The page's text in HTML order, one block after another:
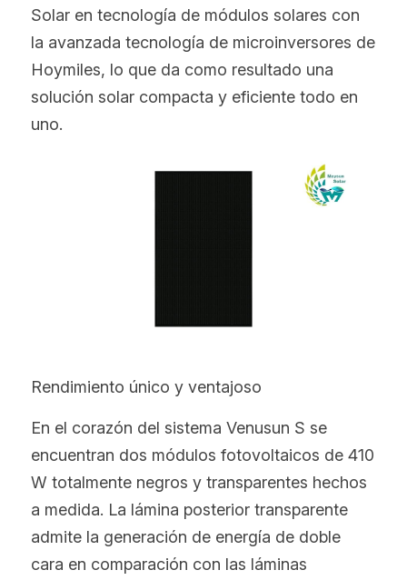
Ebraico
Solar en tecnología de módulos solares con
la avanzada tecnología de microinversores de
Hoymiles, lo que da como resultado una
solución solar compacta y eficiente todo en
uno.
Rendimiento único y ventajoso
En el corazón del sistema Venusun S se
encuentran dos módulos fotovoltaicos de 410
W totalmente negros y transparentes hechos
a medida. La lámina posterior transparente
admite la generación de energía de doble
cara en comparación con las láminas